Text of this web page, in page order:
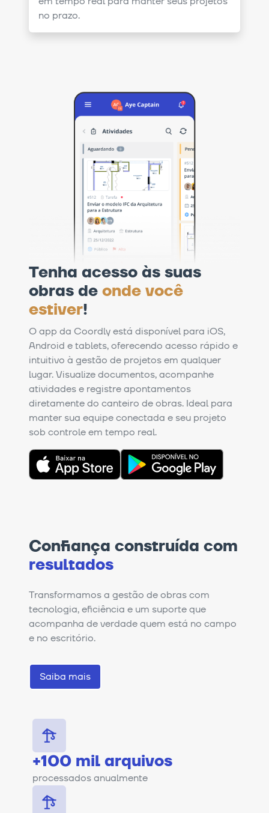
no prazo.
Tenha acesso às suas
obras de onde você
estiver!
O app da Coordly está disponível para iOS,
Android e tablets, oferecendo acesso rápido e
intuitivo à gestão de projetos em qualquer
lugar. Visualize documentos, acompanhe
atividades e registre apontamentos
diretamente do canteiro de obras. Ideal para
manter sua equipe conectada e seu projeto
sob controle em tempo real.
Confiança construída com
resultados
Transformamos a gestão de obras com
tecnologia, eficiência e um suporte que
acompanha de verdade quem está no campo
e no escritório.
Saiba mais
+100 mil arquivos
processados anualmente